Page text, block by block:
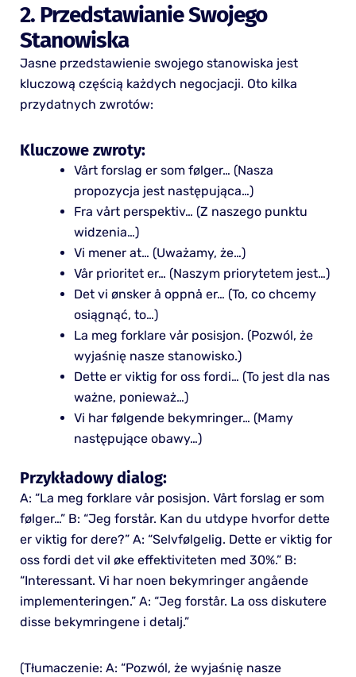
2. Przedstawianie Swojego
Stanowiska
Jasne przedstawienie swojego stanowiska jest
kluczową częścią każdych negocjacji. Oto kilka
przydatnych zwrotów:
Kluczowe zwroty:
Vårt forslag er som følger… (Nasza
propozycja jest następująca…)
Fra vårt perspektiv… (Z naszego punktu
widzenia…)
Vi mener at… (Uważamy, że…)
Vår prioritet er… (Naszym priorytetem jest…)
Det vi ønsker å oppnå er… (To, co chcemy
osiągnąć, to…)
La meg forklare vår posisjon. (Pozwól, że
wyjaśnię nasze stanowisko.)
Dette er viktig for oss fordi… (To jest dla nas
ważne, ponieważ…)
Vi har følgende bekymringer… (Mamy
następujące obawy…)
Przykładowy dialog:
A: “La meg forklare vår posisjon. Vårt forslag er som
følger…” B: “Jeg forstår. Kan du utdype hvorfor dette
er viktig for dere?” A: “Selvfølgelig. Dette er viktig for
oss fordi det vil øke effektiviteten med 30%.” B:
“Interessant. Vi har noen bekymringer angående
implementeringen.” A: “Jeg forstår. La oss diskutere
disse bekymringene i detalj.”
(Tłumaczenie: A: “Pozwól, że wyjaśnię nasze